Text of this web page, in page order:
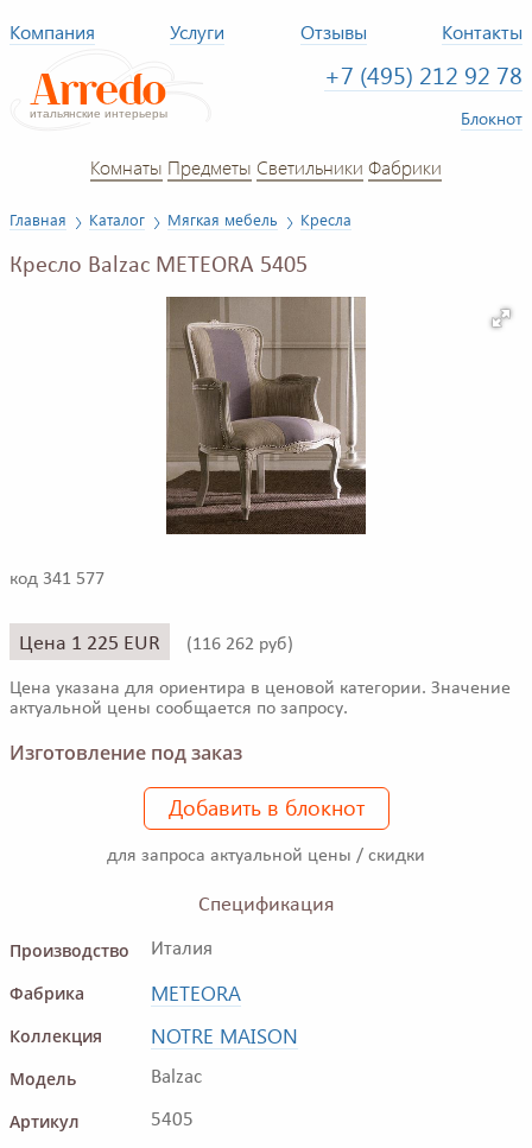
Компания Услуги Отзывы Контакты
+7 (495) 212 92 78
Блокнот
Комнаты Предметы Светильники Фабрики
Главная Каталог Мягкая мебель Кресла
Кресло Balzac METEORA 5405
код 341 577
Цена 1 225 EUR (116 262 руб)
Цена указана для ориентира в ценовой категории. Значение
актуальной цены сообщается по запросу.
Изготовление под заказ
Добавить в блокнот
для запроса актуальной цены / скидки
Спецификация
Производство
Италия
Фабрика METEORA
Коллекция NOTRE MAISON
Модель Balzac
Артикул 5405